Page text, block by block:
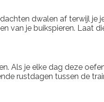
dwalen af terwijl
van je buikspieren. Laat
Als je elke dag deze
rustdagen tussen de